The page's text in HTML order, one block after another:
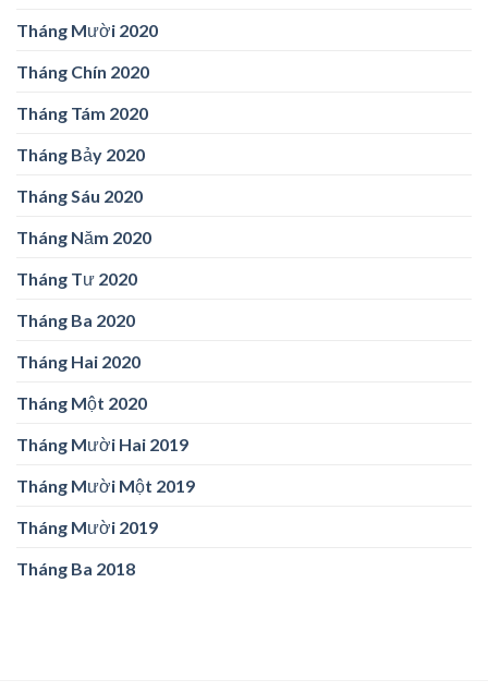
Tháng Mười 2020
Tháng Chín 2020
Tháng Tám 2020
Tháng Bảy 2020
Tháng Sáu 2020
Tháng Năm 2020
Tháng Tư 2020
Tháng Ba 2020
Tháng Hai 2020
Tháng Một 2020
Tháng Mười Hai 2019
Tháng Mười Một 2019
Tháng Mười 2019
Tháng Ba 2018